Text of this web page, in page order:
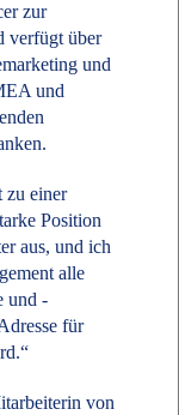
zur
verfügt über
und
und
zu einer
Position
aus, und ich
alle
und -
für
von